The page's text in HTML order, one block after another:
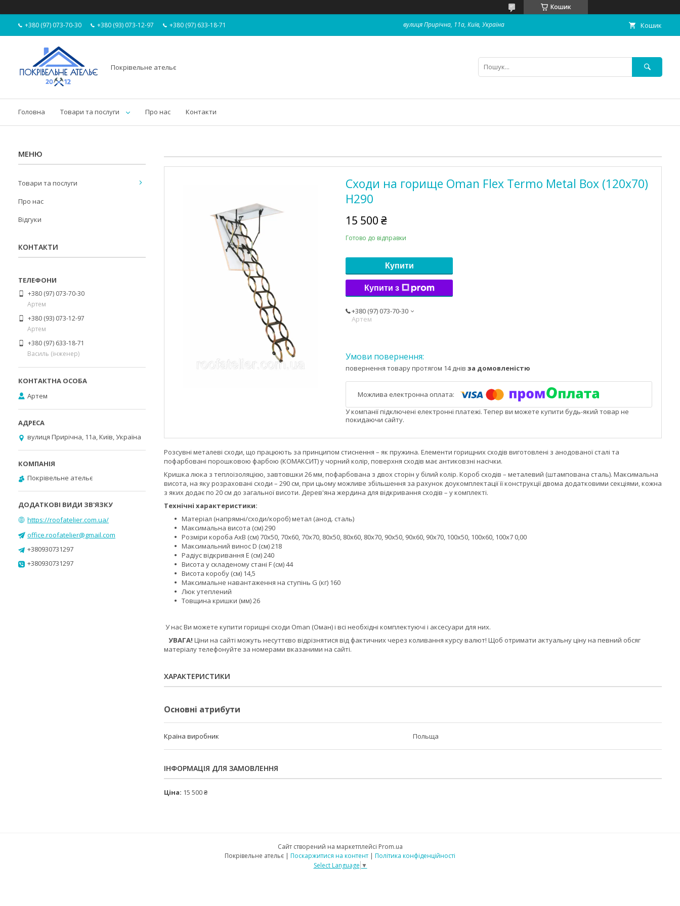
Кошик
+380 (97) 073-70-30 +380 (93) 073-12-97 +380 (97) 633-18-71 вулиця Прирічна, 11а, Київ, Україна Кошик
Покрівельне ательє
Головна Товари та послуги Про нас Контакти
Сходи на горище Oman Flex Termo Metal Box (120x70)
H290
15 500 ₴
Готово до відправки
Купити
Купити з
+380 (97) 073-70-30
Артем
повернення товару протягом 14 днів за домовленістю
У компанії підключені електронні платежі. Тепер ви можете купити будь-який товар не
покидаючи сайту.
Розсувні металеві сходи, що працюють за принципом стиснення – як пружина. Елементи горищних сходів виготовлені з анодованої сталі та
пофарбовані порошковою фарбою (КОМАКСИТ) у чорний колір, поверхня сходів має антиковзні насічки.
Кришка люка з теплоізоляцією, завтовшки 26 мм, пофарбована з двох сторін у білий колір. Короб сходів – металевий (штампована сталь). Максимальна
висота, на яку розраховані сходи – 290 см, при цьому можливе збільшення за рахунок доукомплектації її конструкції двома додатковими секціями, кожна
з яких додає по 20 см до загальної висоти. Дерев'яна жердина для відкривання сходів – у комплекті.
Технічні характеристики:
Матеріал (напрямні/сходи/короб) метал (анод. сталь)
Максимальна висота (см) 290
Розміри короба АхВ (см) 70х50, 70х60, 70х70, 80х50, 80х60, 80х70, 90х50, 90х60, 90х70, 100х50, 100х60, 100х7 0,00
Максимальний винос D (см) 218
Радіус відкривання Е (см) 240
Висота у складеному стані F (см) 44
Висота коробу (см) 14,5
Максимальне навантаження на ступінь G (кг) 160
Люк утеплений
Товщина кришки (мм) 26
У нас Ви можете купити горищні сходи Oman (Оман) і всі необхідні комплектуючі і аксесуари для них.
УВАГА! Ціни на сайті можуть несуттєво відрізнятися від фактичних через коливання курсу валют! Щоб отримати актуальну ціну на певний обсяг
матеріалу телефонуйте за номерами вказаними на сайті.
ХАРАКТЕРИСТИКИ
Основні атрибути
Країна виробник Польща
ІНФОРМАЦІЯ ДЛЯ ЗАМОВЛЕННЯ
Ціна: 15 500 ₴
Товари та послуги
Про нас
Відгуки
КОНТАКТИ
+380 (97) 073-70-30
Артем
+380 (93) 073-12-97
Артем
+380 (97) 633-18-71
Василь (інженер)
Артем
вулиця Прирічна, 11а, Київ, Україна
Покрівельне ательє
https://roofatelier.com.ua/
office.roofatelier@gmail.com
+380930731297
+380930731297
Сайт створений на маркетплейсі Prom.ua
Покрівельне ательє | Поскаржитися на контент | Політика конфіденційності
Select Language ▼